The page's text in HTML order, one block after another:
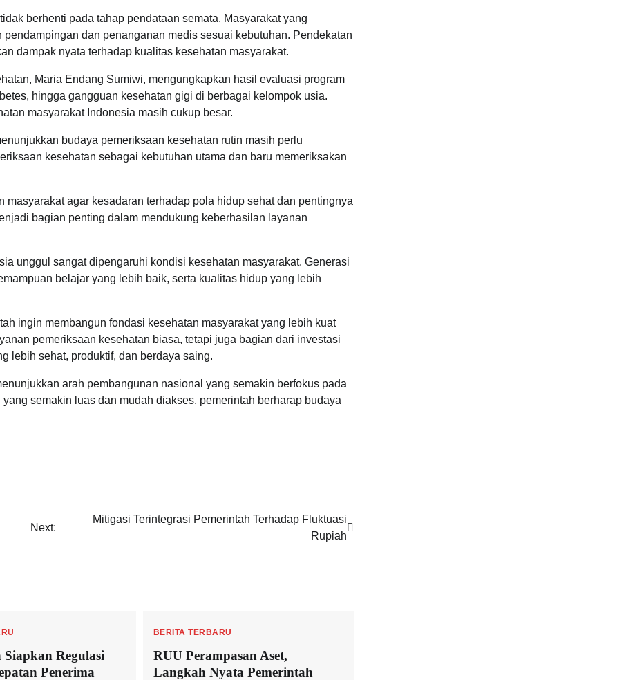
berhenti pada tahap pendataan semata. Masyarakat yang
dan penanganan medis sesuai kebutuhan. Pendekatan
dampak nyata terhadap kualitas kesehatan masyarakat.
Maria Endang Sumiwi, mengungkapkan hasil evaluasi program
hingga gangguan kesehatan gigi di berbagai kelompok usia.
masyarakat Indonesia masih cukup besar.
budaya pemeriksaan kesehatan rutin masih perlu
kesehatan sebagai kebutuhan utama dan baru memeriksakan
agar kesadaran terhadap pola hidup sehat dan pentingnya
bagian penting dalam mendukung keberhasilan layanan
unggul sangat dipengaruhi kondisi kesehatan masyarakat. Generasi
belajar yang lebih baik, serta kualitas hidup yang lebih
ingin membangun fondasi kesehatan masyarakat yang lebih kuat
pemeriksaan kesehatan biasa, tetapi juga bagian dari investasi
lebih sehat, produktif, dan berdaya saing.
arah pembangunan nasional yang semakin berfokus pada
semakin luas dan mudah diakses, pemerintah berharap budaya
Next:
Mitigasi Terintegrasi Pemerintah Terhadap Fluktuasi
Rupiah
Siapkan Regulasi
Penerima
BERITA TERBARU
RUU Perampasan Aset,
Langkah Nyata Pemerintah